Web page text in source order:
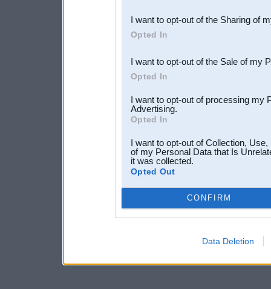
Downstream Participants
third parties.
I want to opt-out of the Sharing of
Opted In
I want to opt-out of the Sale of my
Opted In
I want to opt-out of processing my
Advertising.
Opted In
I want to opt-out of Collection,
of my Personal Data that Is
it was collected.
Opted Out
CONFIRM
Data Deletion